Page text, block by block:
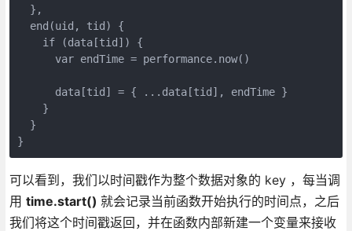
  },
  end(uid, tid) {
    if (data[tid]) {
      var endTime = performance.now()
      data[tid] = { ...data[tid], endTime }
    }
  }
}
可以看到，我们以时间戳作为整个数据对象的 key ，每当调
用 time.start() 就会记录当前函数开始执行的时间点，之后
我们将这个时间戳返回，并在函数内部新建一个变量来接收